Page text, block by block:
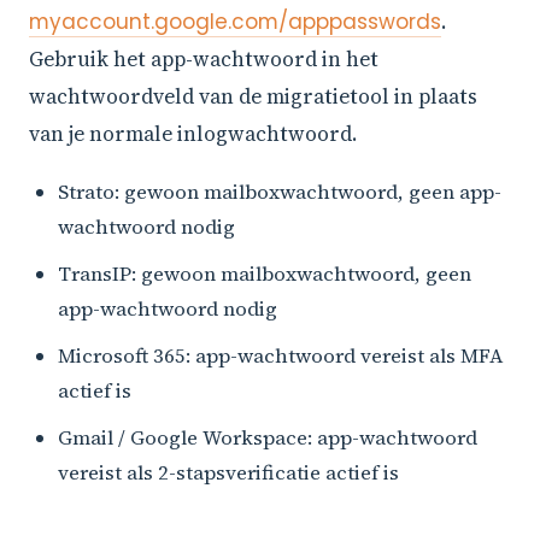
myaccount.google.com/apppasswords.
Gebruik het app-wachtwoord in het
wachtwoordveld van de migratietool in plaats
van je normale inlogwachtwoord.
Strato: gewoon mailboxwachtwoord, geen app-
wachtwoord nodig
TransIP: gewoon mailboxwachtwoord, geen
app-wachtwoord nodig
Microsoft 365: app-wachtwoord vereist als MFA
actief is
Gmail / Google Workspace: app-wachtwoord
vereist als 2-stapsverificatie actief is